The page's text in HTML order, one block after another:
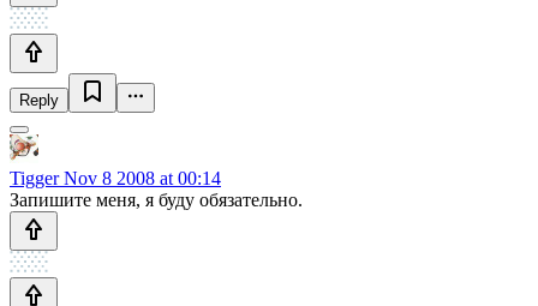
Reply
TiggerNov 8 2008 at 00:14
Запишите меня, я буду обязательно.